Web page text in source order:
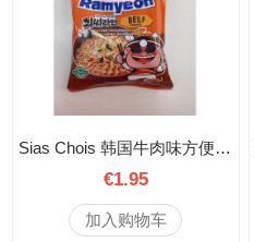
Sias Chois 韩国牛肉味方便面 113克
€1.95
加入购物车